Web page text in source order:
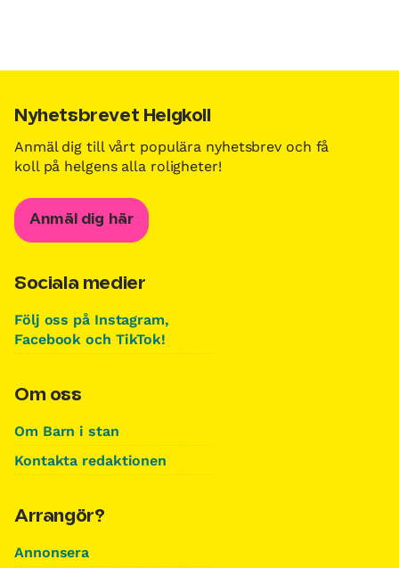
Nyhetsbrevet Helgkoll
Anmäl dig till vårt populära nyhetsbrev och få
koll på helgens alla roligheter!
Anmäl dig här
Sociala medier
Följ oss på Instagram,
Facebook och TikTok!
Om oss
Om Barn i stan
Kontakta redaktionen
Arrangör?
Annonsera